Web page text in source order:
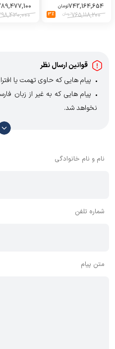
742,164,654تومان
765,118,200تومان 3%
قوانین ارسال نظر
پیام هایی که حاوی تهمت یا
پیام هایی که به غیر از زبان
نخواهد شد.
با توجه به آن که امکان
دارد، معمولا نظراتی که محتوای
نام و نام خانوادگی
شماره تلفن
متن پیام